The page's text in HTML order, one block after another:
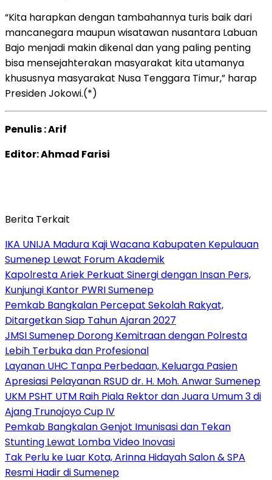
“Kita harapkan dengan tambahannya turis baik dari
mancanegara maupun wisatawan nusantara Labuan
Bajo menjadi makin dikenal dan yang paling penting
bisa mensejahterakan masyarakat kita utamanya
khususnya masyarakat Nusa Tenggara Timur,” harap
Presiden Jokowi.(*)
Penulis : Arif
Editor: Ahmad Farisi
Berita Terkait
IKA UNIJA Madura Kaji Wacana Kabupaten Kepulauan
Sumenep Lewat Forum Akademik
Kapolresta Ariek Perkuat Sinergi dengan Insan Pers,
Kunjungi Kantor PWRI Sumenep
Pemkab Bangkalan Percepat Sekolah Rakyat,
Ditargetkan Siap Tahun Ajaran 2027
JMSI Sumenep Dorong Kemitraan dengan Polresta
Lebih Terbuka dan Profesional
Layanan UHC Tanpa Perbedaan, Keluarga Pasien
Apresiasi Pelayanan RSUD dr. H. Moh. Anwar Sumenep
UKM PSHT UTM Raih Piala Rektor dan Juara Umum 3 di
Ajang Trunojoyo Cup IV
Pemkab Bangkalan Genjot Imunisasi dan Tekan
Stunting Lewat Lomba Video Inovasi
Tak Perlu ke Luar Kota, Arinna Hidayah Salon & SPA
Resmi Hadir di Sumenep